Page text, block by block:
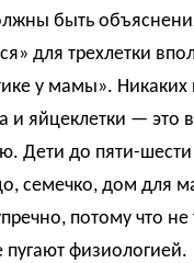
быть
для трехлетки
у мамы». Никаких
и яйцеклетки — это
Дети до пяти-
семечко, дом для
потому что
пугают физиологией.